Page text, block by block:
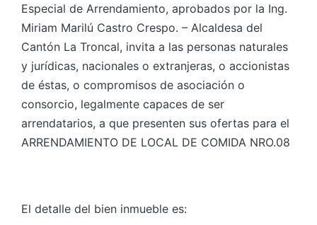
Especial de Arrendamiento, aprobados por la Ing.
Miriam Marilú Castro Crespo. – Alcaldesa del
Cantón La Troncal, invita a las personas naturales
y jurídicas, nacionales o extranjeras, o accionistas
de éstas, o compromisos de asociación o
consorcio, legalmente capaces de ser
arrendatarios, a que presenten sus ofertas para el
ARRENDAMIENTO DE LOCAL DE COMIDA NRO.08
El detalle del bien inmueble es: